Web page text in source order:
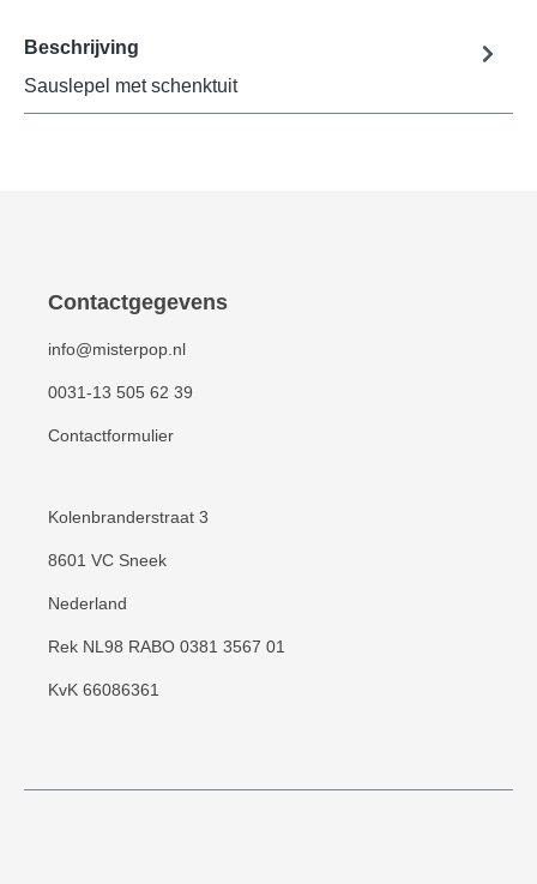
Beschrijving
Sauslepel met schenktuit
Contactgegevens
info@misterpop.nl
0031-13 505 62 39
Contactformulier
Kolenbranderstraat 3
8601 VC Sneek
Nederland
Rek NL98 RABO 0381 3567 01
KvK 66086361